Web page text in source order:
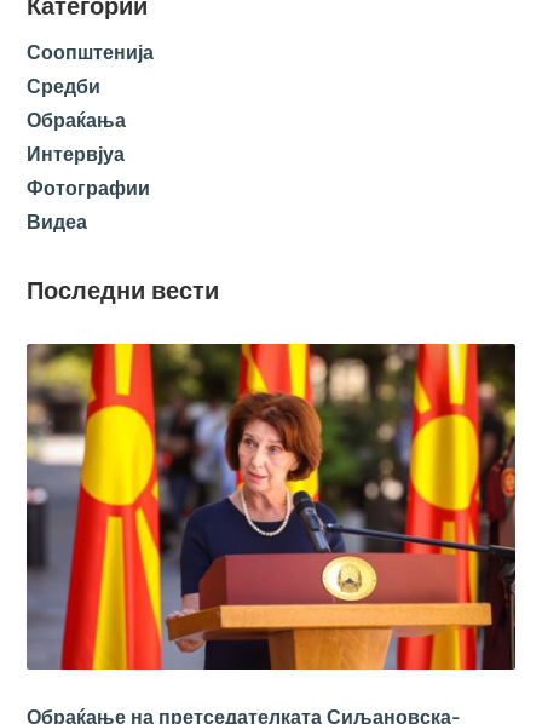
Категории
Соопштенија
Средби
Обраќања
Интервјуа
Фотографии
Видеа
Последни вести
Обраќање на претседателката Сиљановска-